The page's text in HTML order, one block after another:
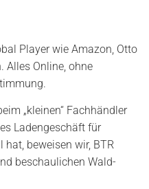
Player wie Amazon, Otto
Alles Online, ohne
„kleinen“ Fachhändler
Ladengeschäft für
beweisen wir, BTR
beschaulichen Wald-